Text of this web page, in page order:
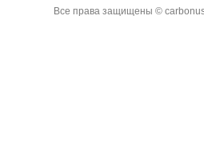
Все права защищены ©